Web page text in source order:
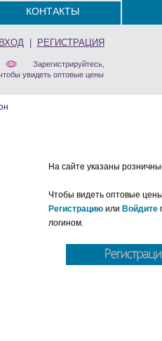
КОНТАКТЫ
ВХОД| РЕГИСТРАЦИЯ
Зарегистрируйтесь,
увидеть оптовые цены
На сайте указаны
Чтобы видеть оптовые
Регистрацию или Войдите
логином.